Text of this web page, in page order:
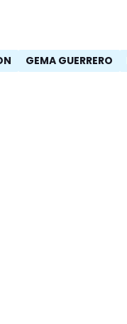
GEMA GUERRERO